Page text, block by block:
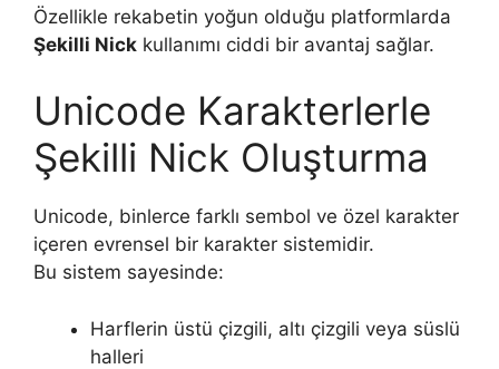
Özellikle rekabetin yoğun olduğu platformlarda
Şekilli Nick kullanımı ciddi bir avantaj sağlar.
Unicode Karakterlerle
Şekilli Nick Oluşturma
Unicode, binlerce farklı sembol ve özel karakter
içeren evrensel bir karakter sistemidir.
Bu sistem sayesinde:
Harflerin üstü çizgili, altı çizgili veya süslü
halleri